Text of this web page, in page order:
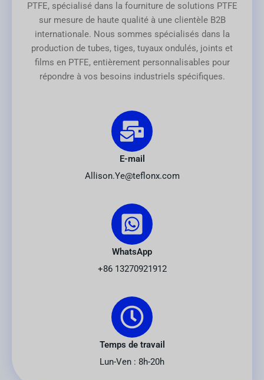
PTFE, spécialisé dans la fourniture de solutions PTFE
sur mesure de haute qualité à une clientèle B2B
internationale. Nous sommes spécialisés dans la
production de tubes, tiges, tuyaux ondulés, joints et
films en PTFE, entièrement personnalisables pour
répondre à vos besoins industriels spécifiques.
E-mail
Allison.Ye@teflonx.com
WhatsApp
+86 13270921912
Temps de travail
Lun-Ven : 8h-20h